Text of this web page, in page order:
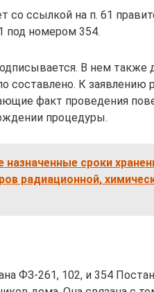
со ссылкой на п. 61
под номером 354.
В нем также
составлено. К заявлению
факт проведения
процедуры.
сроки
радиационной,
ФЗ-261, 102, и 354